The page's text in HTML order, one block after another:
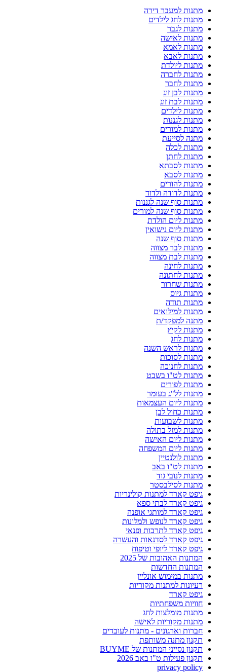
מתנות למעבר דירה
מתנות לחג לילדים
מתנות לגבר
מתנות לאישה
מתנות לאמא
מתנות לאבא
מתנות ליולדת
מתנות לחברה
מתנות לחבר
מתנות לבן זוג
מתנות לבת זוג
מתנות לילדים
מתנות לגננות
מתנות למורים
מתנה לסייעת
מתנות לכלה
מתנות לחתן
מתנות לסבתא
מתנות לסבא
מתנות להורים
מתנות לדודה ולדוד
מתנות סוף שנה לגננות
מתנות סוף שנה למורים
מתנות ליום הולדת
מתנות ליום נישואין
מתנות סוף שנה
מתנות לבר מצווה
מתנות לבת מצווה
מתנות לחינה
מתנות לחתונה
מתנות שחרור
מתנות גיוס
מתנות תודה
מתנות למילואים
מתנה למפקד/ת
מתנות לקיץ
מתנות לחג
מתנות לראש השנה
מתנות לסוכות
מתנות לחנוכה
מתנות לט"ו בשבט
מתנות לפורים
מתנות לל"ג בעומר
מתנות ליום העצמאות
מתנות כחול לבן
מתנות לשבועות
מתנות למזל בתולה
מתנות ליום האישה
מתנות ליום המשפחה
מתנות לולנטיין
מתנות לט"ו באב
מתנות לנובי גוד
מתנות לסילבסטר
גיפט קארד למתנות קולינריות
גיפט קארד לבתי ספא
גיפט קארד למותגי אופנה
גיפט קארד לנופש ולמלונות
גיפט קארד לתרבות ופנאי
גיפט קארד לסדנאות והעשרה
גיפט קארד ליופי וטיפוח
המתנות האהובות של 2025
המתנות החדשות
מתנות במימוש אונליין
רעיונות למתנות מקוריות
גיפט קארד
חוויות משפחתיות
מתנות מומלצות לחג
מתנות מקוריות לאישה
חברות וארגונים - מתנות לעובדים
תקנון מתנה משותפת
תקנון נסייני המתנות של BUYME
תקנון פעילות ט"ו באב 2026
privacy policy